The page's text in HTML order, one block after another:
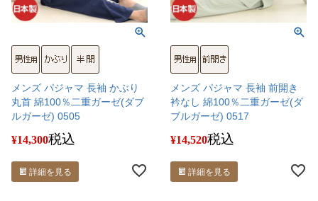
メンズ パジャマ 長袖 かぶり
丸首 綿100％二重ガーゼ(ダブ
ルガーゼ) 0505
¥14,300税込
詳細を見る
メンズ パジャマ 長袖 前開き
衿なし 綿100％二重ガーゼ(ダ
ブルガーゼ) 0517
¥14,520税込
詳細を見る